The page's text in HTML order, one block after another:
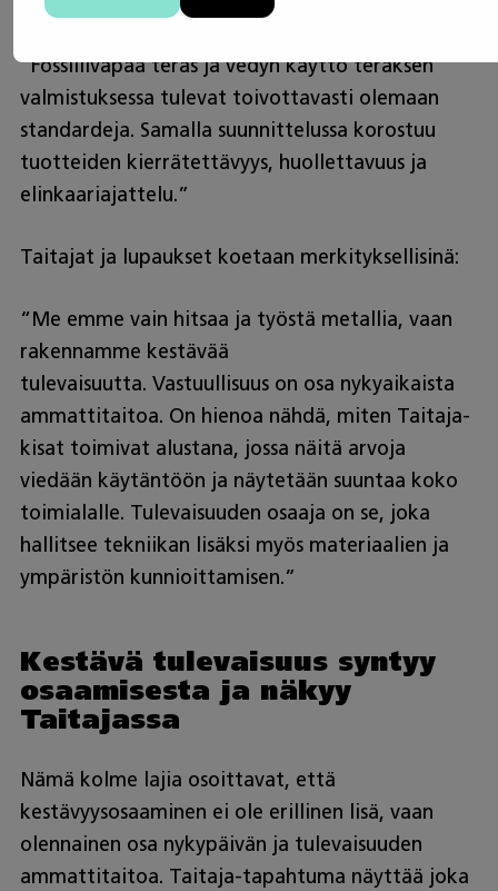
“Fossiilivapaa teräs ja vedyn käyttö teräksen
valmistuksessa tulevat toivottavasti olemaan
standardeja. Samalla suunnittelussa korostuu
tuotteiden kierrätettävyys, huollettavuus ja
elinkaariajattelu.”
Taitajat ja lupaukset koetaan merkityksellisinä:
“Me emme vain hitsaa ja työstä metallia, vaan
rakennamme kestävää
tulevaisuutta. Vastuullisuus on osa nykyaikaista
ammattitaitoa. On hienoa nähdä, miten Taitaja-
kisat toimivat alustana, jossa näitä arvoja
viedään käytäntöön ja näytetään suuntaa koko
toimialalle. Tulevaisuuden osaaja on se, joka
hallitsee tekniikan lisäksi myös materiaalien ja
ympäristön kunnioittamisen.”
Kestävä tulevaisuus syntyy
osaamisesta ja näkyy
Taitajassa
Nämä kolme lajia osoittavat, että
kestävyysosaaminen ei ole erillinen lisä, vaan
olennainen osa nykypäivän ja tulevaisuuden
ammattitaitoa. Taitaja-tapahtuma näyttää joka